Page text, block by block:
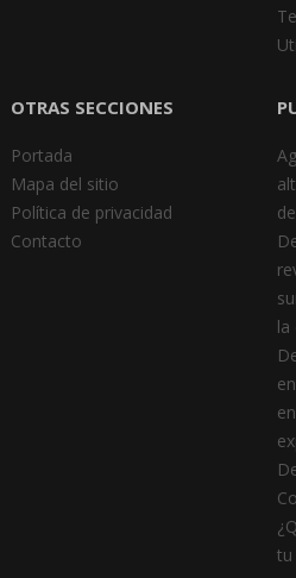
OTRAS SECCIONES
Portada
Mapa del sitio
Política de privacidad
Contacto
la
tu